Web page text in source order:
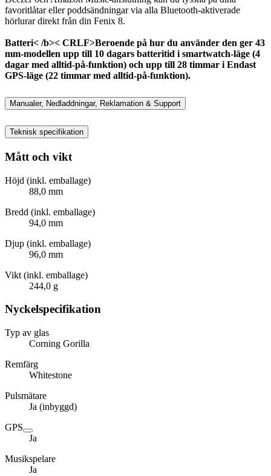
favoritlåtar eller poddsändningar via alla Bluetooth-aktiverade
hörlurar direkt från din Fenix ​​​​8.
Batteri< /b>< CRLF>Beroende på hur du använder den ger 43
mm-modellen upp till 10 dagars batteritid i smartwatch-läge (4
dagar med alltid-på-funktion) och upp till 28 timmar i Endast
GPS-läge (22 timmar med alltid-på-funktion).
Manualer, Nedladdningar, Reklamation & Support
Teknisk specifikation
Mått och vikt
Höjd (inkl. emballage)
88,0 mm
Bredd (inkl. emballage)
94,0 mm
Djup (inkl. emballage)
96,0 mm
Vikt (inkl. emballage)
244,0 g
Nyckelspecifikation
Typ av glas
Corning Gorilla
Remfärg
Whitestone
Pulsmätare
Ja (inbyggd)
GPS
Ja
Musikspelare
Ja